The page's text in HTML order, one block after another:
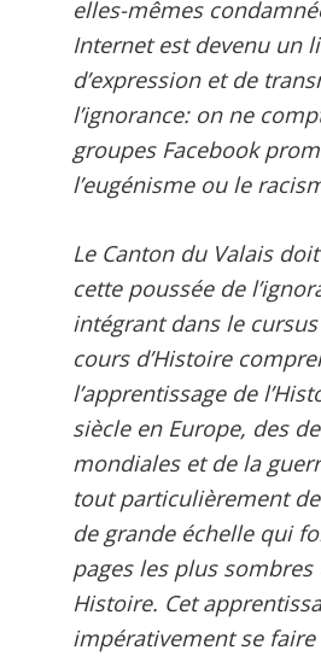
elles-mêmes
Internet est devenu un
d’expression et de
l’ignorance: on ne
groupes Facebook
l’eugénisme ou le
Le Canton du Valais
cette poussée de
intégrant dans le
cours d’Histoire
l’apprentissage de
siècle en Europe, des
mondiales et de la
tout particulièrement
de grande échelle qui
pages les plus
Histoire. Cet
impérativement se